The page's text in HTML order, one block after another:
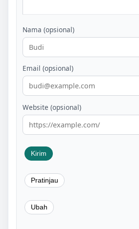
Nama (opsional)
Email (opsional)
Website (opsional)